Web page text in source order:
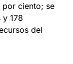
por ciento; se
178
del